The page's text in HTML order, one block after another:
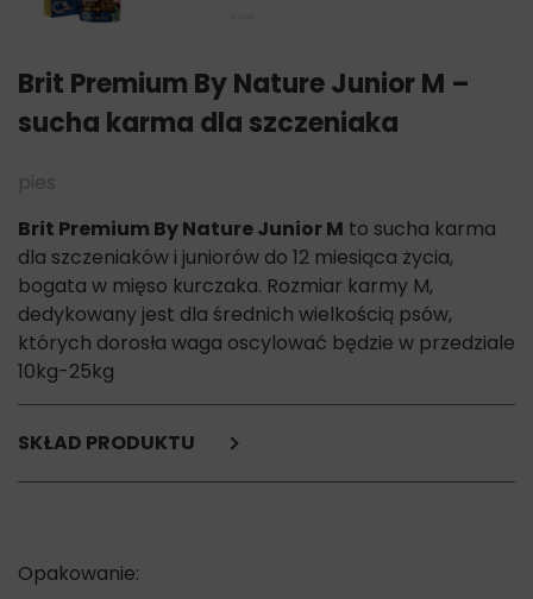
Brit Premium By Nature Junior M –
sucha karma dla szczeniaka
pies
Brit Premium By Nature Junior M to sucha karma
dla szczeniaków i juniorów do 12 miesiąca życia,
bogata w mięso kurczaka. Rozmiar karmy M,
dedykowany jest dla średnich wielkością psów,
których dorosła waga oscylować będzie w przedziale
10kg-25kg
SKŁAD PRODUKTU
olej z łososia (2%),
suszone jabłka, hydrolizowana wątróbka drobiowa,, drożdże